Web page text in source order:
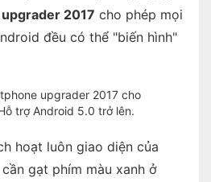
2017 cho phép mọi
đều có thể "biến hình"
upgrader 2017 cho
trợ Android 5.0 trở lên.
hoạt luôn giao diện của
gạt phím màu xanh ở